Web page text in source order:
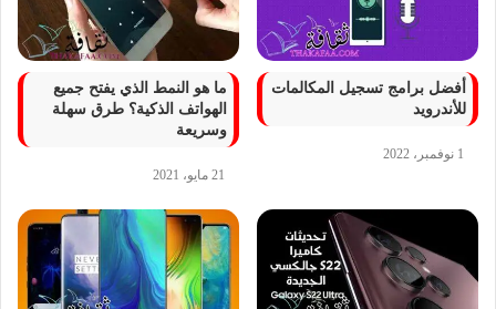
أفضل برامج تسجيل المكالمات
للأندرويد
1 نوفمبر، 2022
ما هو النمط الذي يفتح جميع
الهواتف الذكية؟ طرق سهلة
وسريعة
21 مايو، 2021